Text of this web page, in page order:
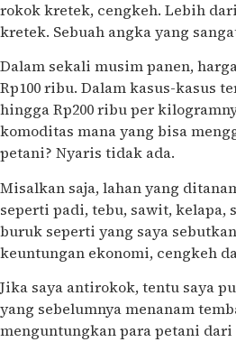
rokok kretek, cengkeh. Lebih
kretek. Sebuah angka yang
Dalam sekali musim panen,
Rp100 ribu. Dalam kasus-kasus
hingga Rp200 ribu per
komoditas mana yang bisa
petani? Nyaris tidak ada.
Misalkan saja, lahan yang
seperti padi, tebu, sawit, kelapa,
buruk seperti yang saya
keuntungan ekonomi, cengkeh
Jika saya antirokok, tentu saya
yang sebelumnya menanam
menguntungkan para petani dari